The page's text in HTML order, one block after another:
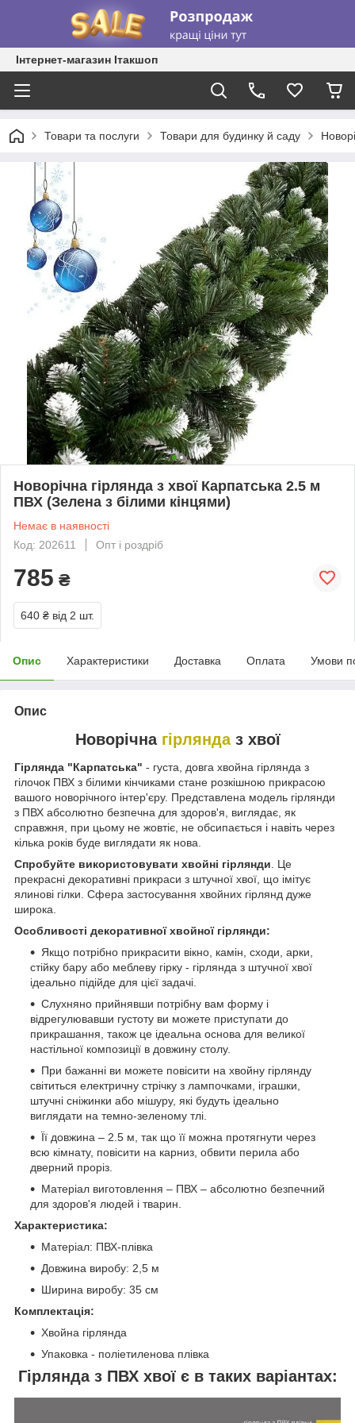
Інтернет-магазин Ітакшоп
Товари та послуги Товари для будинку й саду
Новорічна гірлянда з хвої Карпатська 2.5 м
ПВХ (Зелена з білими кінцями)
Немає в наявності
Код: 202611
Опт і роздріб
785 ₴
640 ₴ від 2 шт.
Опис Характеристики Доставка Оплата Умови
Опис
Новорічна гірляндаз хвої
Гірлянда "Карпатська" - густа, довга хвойна гірлянда з
гілочок ПВХ з білими кінчиками стане розкішною прикрасою
вашого новорічного інтер'єру. Представлена модель гірлянди
з ПВХ абсолютно безпечна для здоров'я, виглядає, як
справжня, при цьому не жовтіє, не обсипається і навіть через
кілька років буде виглядати як нова.
Спробуйте використовувати хвойні гірлянди. Це
прекрасні декоративні прикраси з штучної хвої, що імітує
ялинові гілки. Сфера застосування хвойних гірлянд дуже
широка.
Особливості декоративної хвойної гірлянди:
Якщо потрібно прикрасити вікно, камін, сходи, арки,
стійку бару або меблеву гірку - гірлянда з штучної хвої
ідеально підійде для цієї задачі.
Слухняно прийнявши потрібну вам форму і
відрегулювавши густоту ви можете приступати до
прикрашання, також це ідеальна основа для великої
настільної композиції в довжину столу.
При бажанні ви можете повісити на хвойну гірлянду
світиться електричну стрічку з лампочками, іграшки,
штучні сніжинки або мішуру, які будуть ідеально
виглядати на темно-зеленому тлі.
Її довжина – 2.5 м, так що її можна протягнути через
всю кімнату, повісити на карниз, обвити перила або
дверний проріз.
Матеріал виготовлення – ПВХ – абсолютно безпечний
для здоров'я людей і тварин.
Характеристика:
Матеріал: ПВХ-плівка
Довжина виробу: 2,5 м
Ширина виробу: 35 см
Комплектація:
Хвойна гірлянда
Упаковка - поліетиленова плівка
Гірлянда з ПВХ хвої є в таких варіантах: